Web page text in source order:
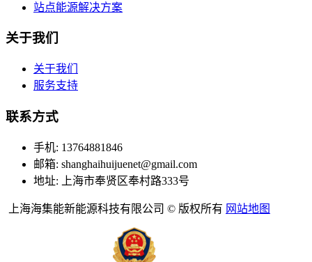
站点能源解决方案
关于我们
关于我们
服务支持
联系方式
手机: 13764881846
邮箱: shanghaihuijuenet@gmail.com
地址: 上海市奉贤区奉村路333号
上海海集能新能源科技有限公司 © 版权所有 网站地图